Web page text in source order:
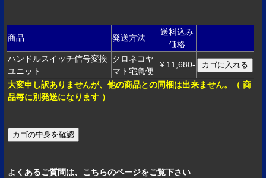
商品 発送方法
送料込み
価格
ハンドルスイッチ信号変換
ユニット
クロネコヤ
マト宅急便
￥11,680-
大変申し訳ありませんが、他の商品との同梱は出来ません。（ 商
品毎に別発送になります ）
よくあるご質問は、こちらのページをご覧下さい